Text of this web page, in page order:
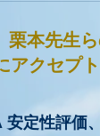
のサイトカ
本先生ら
アクセプト
定性評価、